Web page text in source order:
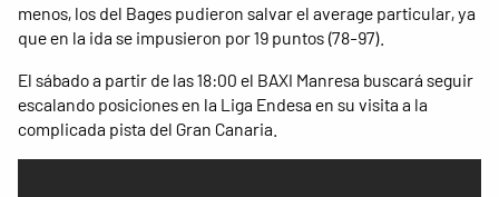
menos, los del Bages pudieron salvar el average particular, ya
que en la ida se impusieron por 19 puntos (78-97).
El sábado a partir de las 18:00 el BAXI Manresa buscará seguir
escalando posiciones en la Liga Endesa en su visita a la
complicada pista del Gran Canaria.